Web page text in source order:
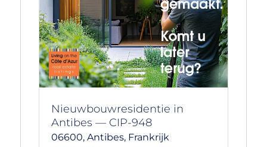
Nieuwbouwresidentie in
Antibes — CIP-948
06600, Antibes, Frankrijk